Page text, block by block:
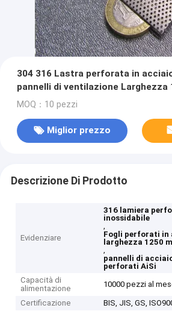
304 316 Lastra perforata in
pannelli di ventilazione Larghezza
MOQ：10 pezzi
Miglior prezzo
Descrizione Di Prodotto
Evidenziare
316 lamiera
inossidabile
,
Fogli perforati in
larghezza 1250
,
pannelli di
perforati AiSi
Capacità di
alimentazione
10000 pezzi al
Certificazione
BIS, JIS, GS,